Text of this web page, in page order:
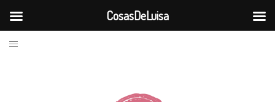
Skip
CosasDeLuisa